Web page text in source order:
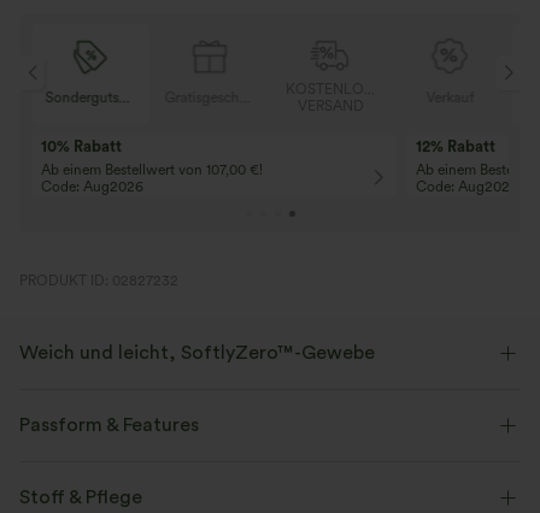
Gratisgeschenke
Freie Kleiderwahl
Sichern Sie sich ein kostenloses Kleid
bei Bestellungen ab 222,00 €!
Gratis-
von
PRODUKT ID: 02827232
Weich und leicht, SoftlyZero™-Gewebe
so, als ob du nichts tragen würdest.
Passform & Features
Stoff & Pflege